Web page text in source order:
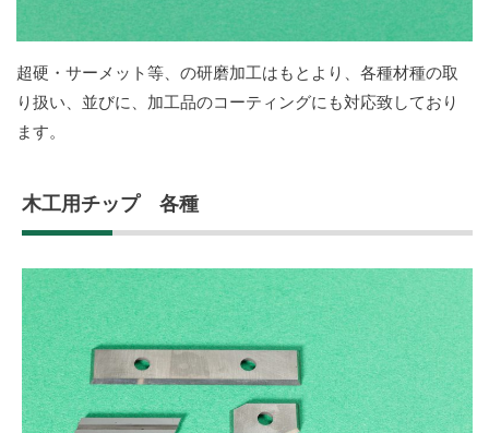
超硬・サーメット等、の研磨加工はもとより、各種材種の取
り扱い、並びに、加工品のコーティングにも対応致しており
ます。
木工用チップ 各種